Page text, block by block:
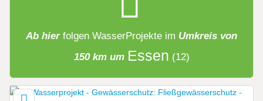
Ab hier folgen WasserProjekte im Umkreis von
150 km um Essen (12)